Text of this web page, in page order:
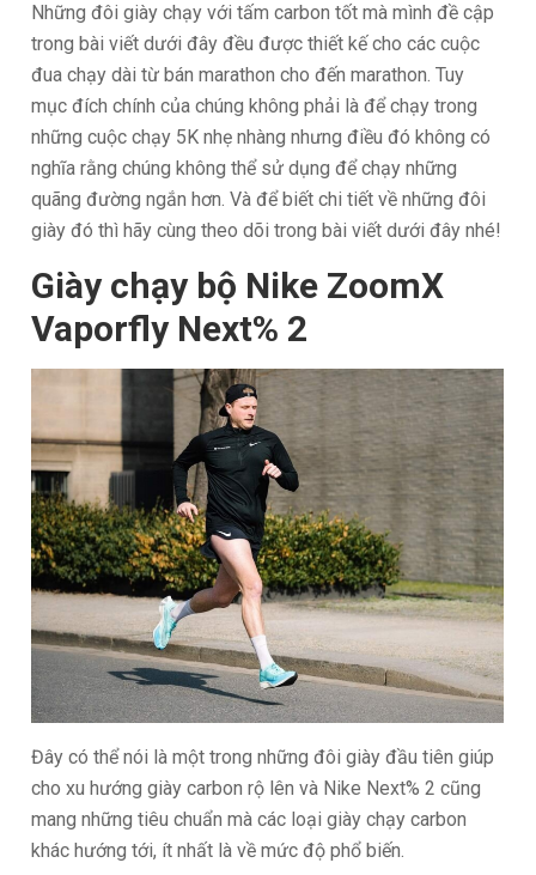
Những đôi giày chạy với tấm carbon tốt mà mình đề cập
trong bài viết dưới đây đều được thiết kế cho các cuộc
đua chạy dài từ bán marathon cho đến marathon. Tuy
mục đích chính của chúng không phải là để chạy trong
những cuộc chạy 5K nhẹ nhàng nhưng điều đó không có
nghĩa rằng chúng không thể sử dụng để chạy những
quãng đường ngắn hơn. Và để biết chi tiết về những đôi
giày đó thì hãy cùng theo dõi trong bài viết dưới đây nhé!
Giày chạy bộ Nike ZoomX
Vaporfly Next% 2
Đây có thể nói là một trong những đôi giày đầu tiên giúp
cho xu hướng giày carbon rộ lên và Nike Next% 2 cũng
mang những tiêu chuẩn mà các loại giày chạy carbon
khác hướng tới, ít nhất là về mức độ phổ biến.